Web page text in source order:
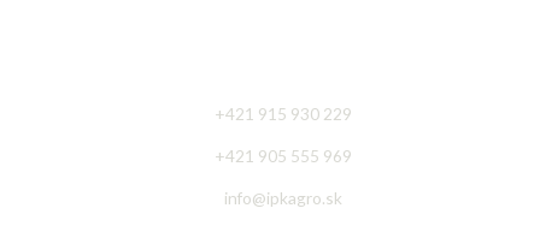
+421 915 930 229
+421 905 555 969
info@ipkagro.sk